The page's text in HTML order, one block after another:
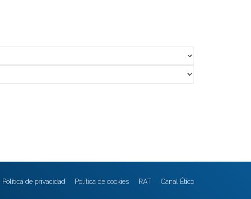
Política de privacidad Política de cookies RAT Canal Ético